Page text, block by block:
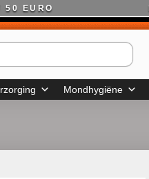
50 EURO
Mondhygiëne